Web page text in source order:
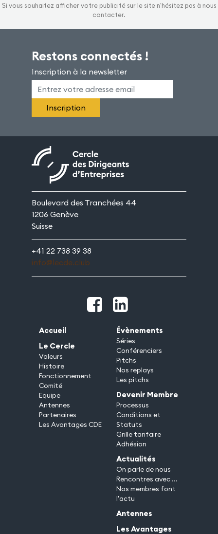
Si vous souhaitez afficher votre publicité sur le site n'hésitez pas à nous
contacter.
Restons connectés !
Inscription à la newsletter
Boulevard des Tranchées 44
1206 Genève
Suisse
+41 22 738 39 38
info@lecde.club
Accueil
Le Cercle
Valeurs
Histoire
Fonctionnement
Comité
Equipe
Antennes
Partenaires
Les Avantages CDE
Évènements
Séries
Conférenciers
Pitchs
Nos replays
Les pitchs
Devenir Membre
Processus
Conditions et
Statuts
Grille tarifaire
Adhésion
Actualités
On parle de nous
Rencontres avec ...
Nos membres font
l'actu
Antennes
Les Avantages